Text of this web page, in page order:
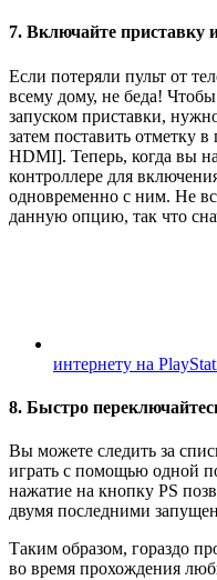
7. Включайте приставку
Если потеряли пульт от
всему дому, не беда!
запуском приставки,
затем поставить отметку
HDMI]. Теперь, когда вы
контроллере для
одновременно с ним. Не
данную опцию, так что
интернету на
8. Быстро
Вы можете следить за
играть с помощью одной
нажатие на кнопку PS
двумя последними
Таким образом, гораздо
во время прохождения